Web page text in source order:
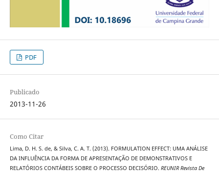
PDF
Publicado
2013-11-26
Como Citar
Lima, D. H. S. de, & Silva, C. A. T. (2013). FORMULATION EFFECT: UMA ANÁLISE
DA INFLUÊNCIA DA FORMA DE APRESENTAÇÃO DE DEMONSTRATIVOS E
RELATÓRIOS CONTÁBEIS SOBRE O PROCESSO DECISÓRIO. REUNIR Revista De